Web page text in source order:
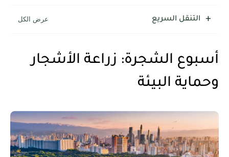
التنقل السريع
أسبوع الشجرة: زراعة الأشجار
وحماية البيئة